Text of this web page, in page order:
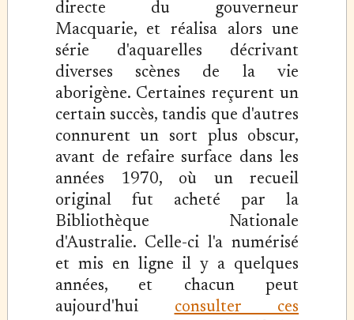
directe du gouverneur
Macquarie, et réalisa alors une
série d'aquarelles décrivant
diverses scènes de la vie
aborigène. Certaines reçurent un
certain succès, tandis que d'autres
connurent un sort plus obscur,
avant de refaire surface dans les
années 1970, où un recueil
original fut acheté par la
Bibliothèque Nationale
d'Australie. Celle-ci l'a numérisé
et mis en ligne il y a quelques
années, et chacun peut
aujourd'hui consulter ces